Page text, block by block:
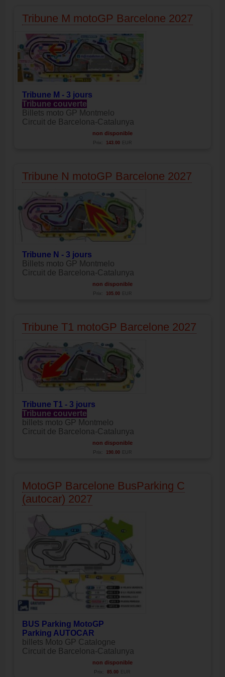
Tribune M motoGP Barcelone 2027
Tribune M - 3 jours
Tribune couverte
Billets moto GP Montmelo
Circuit de Barcelona-Catalunya
non disponible
Prix: 143.00 EUR
Tribune N motoGP Barcelone 2027
Tribune N - 3 jours
Billets moto GP Montmelo
Circuit de Barcelona-Catalunya
non disponible
Prix: 105.00 EUR
Tribune T1 motoGP Barcelone 2027
Tribune T1 - 3 jours
Tribune couverte
billets moto GP Montmelo
Circuit de Barcelona-Catalunya
non disponible
Prix: 190.00 EUR
MotoGP Barcelone BusParking C
(autocar) 2027
BUS Parking MotoGP
Parking AUTOCAR
billets Moto GP Catalogne
Circuit de Barcelona-Catalunya
non disponible
Prix: 85.00 EUR